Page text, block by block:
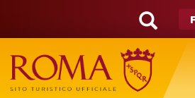
main
content
Search
form
Recherche